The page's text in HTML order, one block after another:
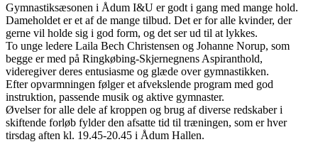
Gymnastiksæsonen i Ådum I&U er godt i gang med mange hold.
Dameholdet er et af de mange tilbud. Det er for alle kvinder, der
gerne vil holde sig i god form, og det ser ud til at lykkes.
To unge ledere Laila Bech Christensen og Johanne Norup, som
begge er med på Ringkøbing-Skjernegnens Aspiranthold,
videregiver deres entusiasme og glæde over gymnastikken.
Efter opvarmningen følger et afvekslende program med god
instruktion, passende musik og aktive gymnaster.
Øvelser for alle dele af kroppen og brug af diverse redskaber i
skiftende forløb fylder den afsatte tid til træningen, som er hver
tirsdag aften kl. 19.45-20.45 i Ådum Hallen.